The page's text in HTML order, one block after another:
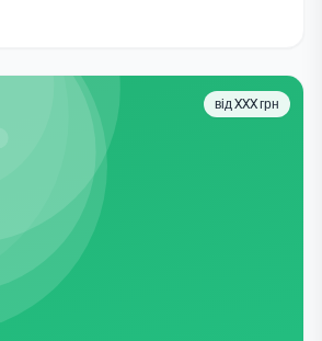
від XXX грн